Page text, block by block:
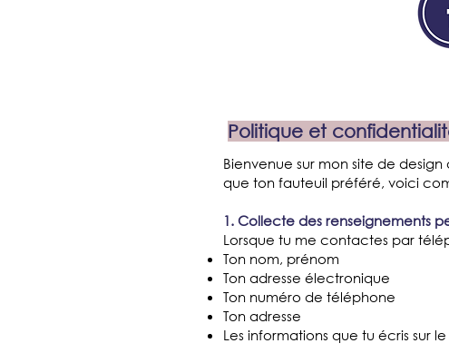
Politique et
Bienvenue sur mon site de
que ton fauteuil préféré, voici
1. Collecte des renseignements
Lorsque tu me contactes par
Ton nom, prénom
Ton adresse électronique
Ton numéro de téléphone
Ton adresse
Les informations que tu écris sur